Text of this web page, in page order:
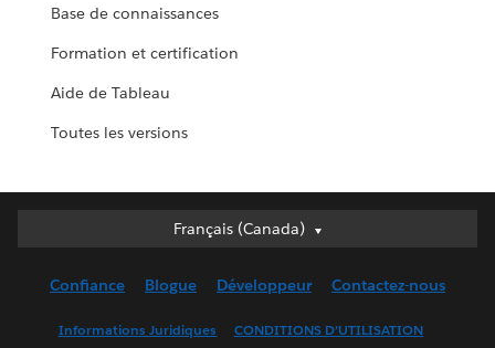
Base de connaissances
Formation et certification
Aide de Tableau
Toutes les versions
Français (Canada)
Français (Canada)
English (UK)
Confiance Blogue Développeur Contactez-nous
Informations Juridiques CONDITIONS D’UTILISATION